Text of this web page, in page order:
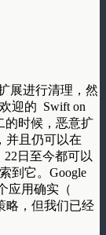
展进行清理，然
迎的 Swift on
的时候，恶意扩
并且仍可以在
22日至今都可以
到它。Google
应用确实（
略，但我们已经